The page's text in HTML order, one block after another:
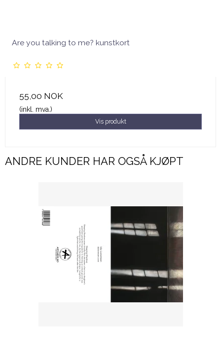
Are you talking to me? kunstkort
55,00 NOK
(inkl. mva.)
Vis produkt
ANDRE KUNDER HAR OGSÅ KJØPT